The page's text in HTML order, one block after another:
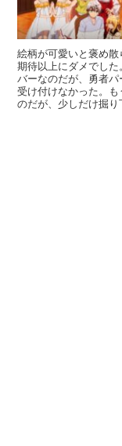
絵柄が可愛いと褒め
期待以上にダメでし
バーなのだが、勇者
受け付けなかった。
のだが、少しだけ掘り